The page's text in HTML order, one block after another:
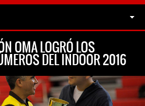
OMA LOGRÓ LOS
DEL INDOOR 2016